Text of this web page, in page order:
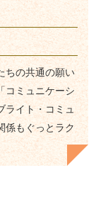
ちの共通の願い
コミュニケーシ
ライト・コミュ
係もぐっとラク